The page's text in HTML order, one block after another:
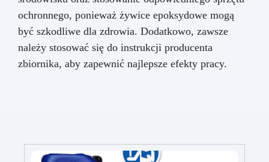
ochronnego, ponieważ żywice epoksydowe mogą
być szkodliwe dla zdrowia. Dodatkowo, zawsze
należy stosować się do instrukcji producenta
zbiornika, aby zapewnić najlepsze efekty pracy.